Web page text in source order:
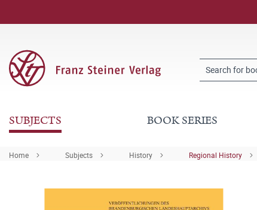
SUBJECTS BOOK SERIES
Home Subjects History Regional History